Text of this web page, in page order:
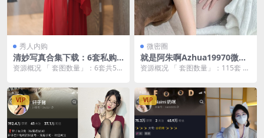
秀人内购
清妙写真合集下载：6套私购
无水印图集（91P-1.34GB/
资源概况 「 套图数量」：6套共55
微密圈
就是阿朱啊Azhua19970微密
圈写真合集下载【115套/24G/
资源概况 「 套图数量」：115套 「
」...
VIP VIP